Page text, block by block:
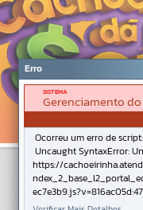
Erro
SISTEMA
Gerenciamento
Ocorreu um erro de script:
Uncaught SyntaxError:
https://
ec7e3b9.js?v=816ac05d:47